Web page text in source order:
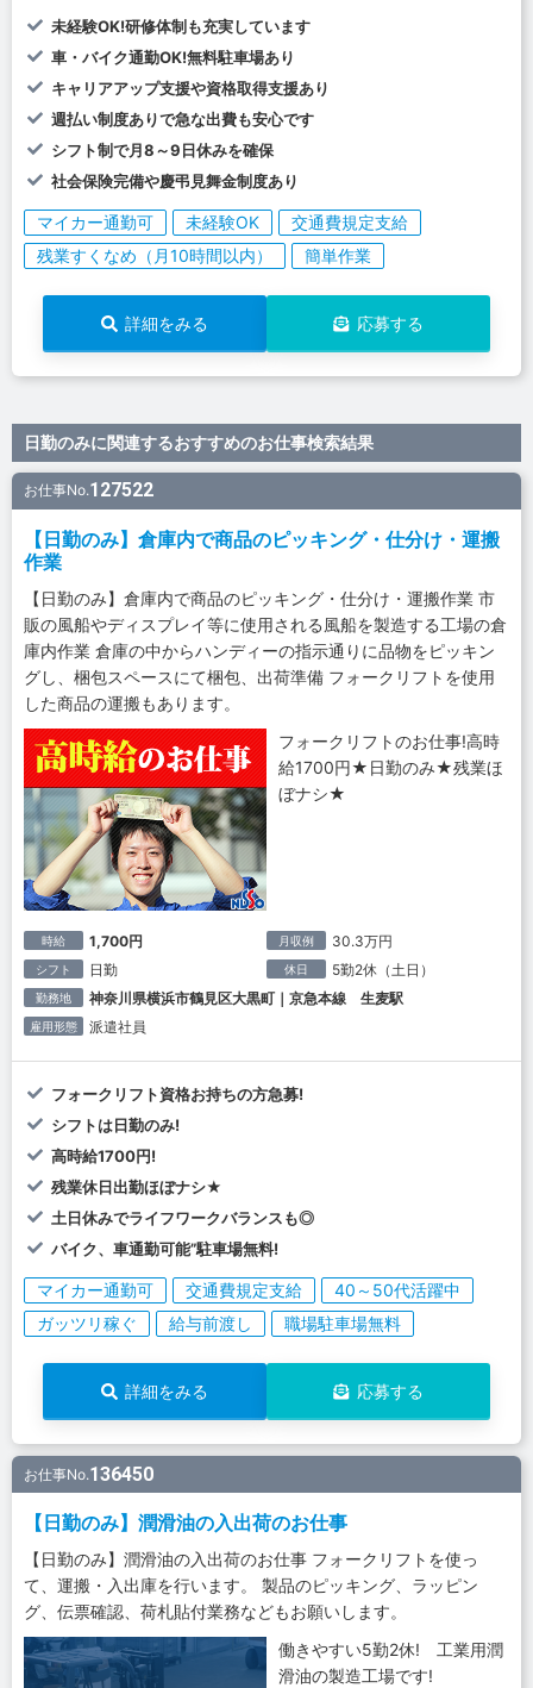
未経験OK!研修体制も充実しています
車・バイク通勤OK!無料駐車場あり
キャリアアップ支援や資格取得支援あり
週払い制度ありで急な出費も安心です
シフト制で月8～9日休みを確保
社会保険完備や慶弔見舞金制度あり
マイカー通勤可 未経験OK
交通費規定支給
残業すくなめ（月10時間以内）
簡単作業
詳細をみる 応募する
日勤のみに関連するおすすめのお仕事検索結果
お仕事No.127522
【日勤のみ】倉庫内で商品のピッキング・仕分け・運搬
作業
【日勤のみ】倉庫内で商品のピッキング・仕分け・運搬作業 市
販の風船やディスプレイ等に使用される風船を製造する工場の倉
庫内作業 倉庫の中からハンディーの指示通りに品物をピッキン
グし、梱包スペースにて梱包、出荷準備 フォークリフトを使用
した商品の運搬もあります。
フォークリフトのお仕事!高時
給1700円★日勤のみ★残業ほ
ぼナシ★
時給 1,700円 月収例 30.3万円
シフト 日勤 休日 5勤2休（土日）
勤務地 神奈川県横浜市鶴見区大黒町｜京急本線 生麦駅
雇用形態 派遣社員
フォークリフト資格お持ちの方急募!
シフトは日勤のみ!
高時給1700円!
残業休日出勤ほぼナシ★
土日休みでライフワークバランスも◎
バイク、車通勤可能”駐車場無料!
マイカー通勤可 交通費規定支給
40～50代活躍中
ガッツリ稼ぐ
給与前渡し 職場駐車場無料
詳細をみる 応募する
お仕事No.136450
【日勤のみ】潤滑油の入出荷のお仕事
【日勤のみ】潤滑油の入出荷のお仕事 フォークリフトを使っ
て、運搬・入出庫を行います。 製品のピッキング、ラッピン
グ、伝票確認、荷札貼付業務などもお願いします。
働きやすい5勤2休! 工業用潤
滑油の製造工場です!